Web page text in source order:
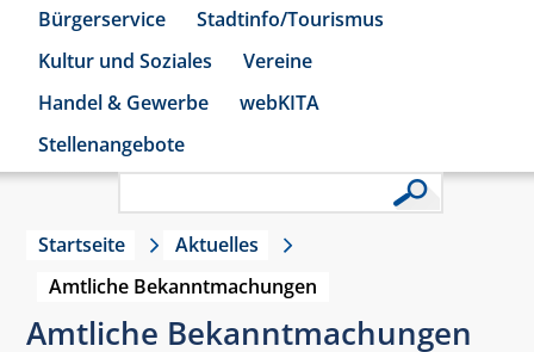
Bürgerservice
Stadtinfo/Tourismus
Kultur und Soziales
Vereine
Handel & Gewerbe
webKITA
Stellenangebote
Startseite
Aktuelles
Amtliche Bekanntmachungen
Amtliche Bekanntmachungen